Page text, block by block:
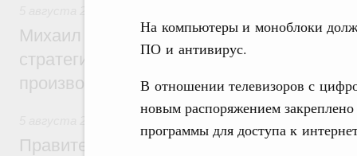
На компьютеры и моноблоки
ПО и антивирус.
В отношении телевизоров с
новым распоряжением
программы для доступа к
Михаил Мишустин дал поручения по
стратегической сессии, посвящённой
производительности труда
Национальный проект «Экологическое
Правительство увеличило объём